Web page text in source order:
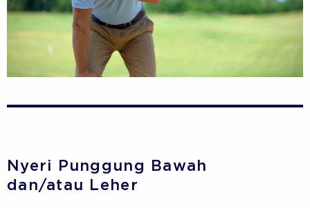
Nyeri Punggung Bawah
dan/atau Leher